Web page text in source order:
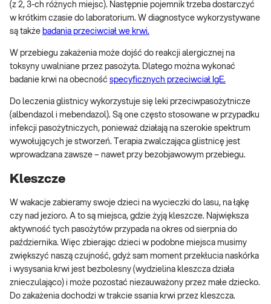
(z 2, 3-ch różnych miejsc). Następnie pojemnik trzeba dostarczyć
w krótkim czasie do laboratorium. W diagnostyce wykorzystywane
są także badania przeciwciał we krwi.
W przebiegu zakażenia może dojść do reakcji alergicznej na
toksyny uwalniane przez pasożyta. Dlatego można wykonać
badanie krwi na obecność specyficznych przeciwciał IgE.
Do leczenia glistnicy wykorzystuje się leki przeciwpasożytnicze
(albendazol i mebendazol). Są one często stosowane w przypadku
infekcji pasożytniczych, ponieważ działają na szerokie spektrum
wywołujących je stworzeń. Terapia zwalczająca glistnicę jest
wprowadzana zawsze – nawet przy bezobjawowym przebiegu.
Kleszcze
W wakacje zabieramy swoje dzieci na wycieczki do lasu, na łąkę
czy nad jezioro. A to są miejsca, gdzie żyją kleszcze. Największa
aktywność tych pasożytów przypada na okres od sierpnia do
października. Więc zbierając dzieci w podobne miejsca musimy
zwiększyć naszą czujność, gdyż sam moment przekłucia naskórka
i wysysania krwi jest bezbolesny (wydzielina kleszcza działa
znieczulająco) i może pozostać niezauważony przez małe dziecko.
Do zakażenia dochodzi w trakcie ssania krwi przez kleszcza.